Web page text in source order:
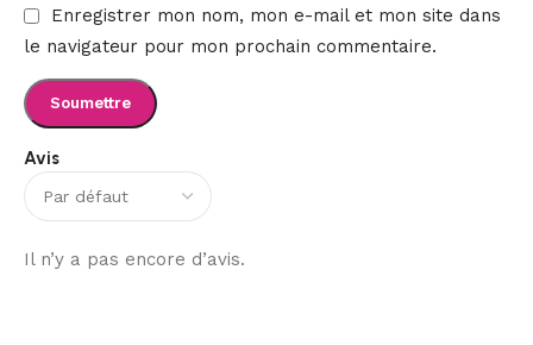
Avis
Il n’y a pas encore d’avis.
Enregistrer mon nom, mon e-mail et mon site dans
le navigateur pour mon prochain commentaire.